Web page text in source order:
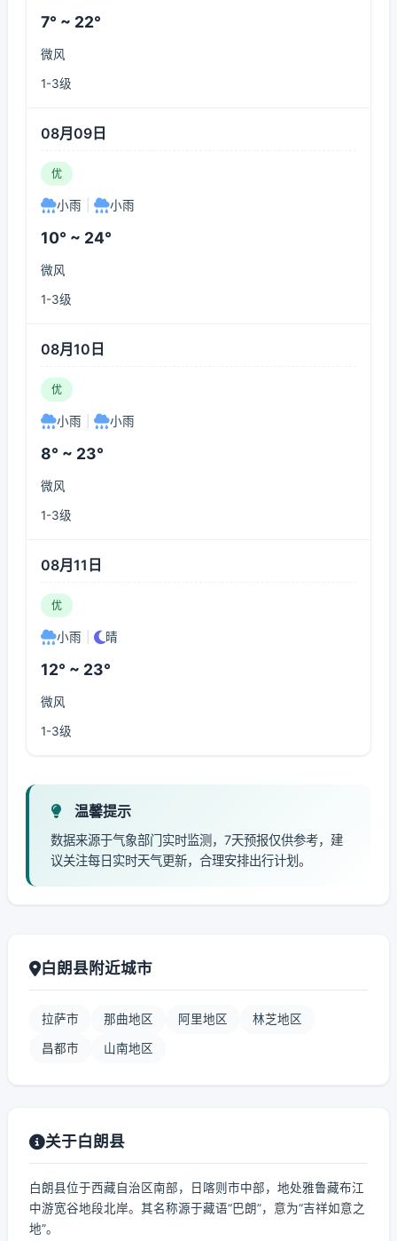
7° ~ 22°
微风
1-3级
08月09日
优
小雨 小雨
10° ~ 24°
微风
1-3级
08月10日
优
小雨 小雨
8° ~ 23°
微风
1-3级
08月11日
优
小雨 晴
12° ~ 23°
微风
1-3级
温馨提示
数据来源于气象部门实时监测，7天预报仅供参考，建
议关注每日实时天气更新，合理安排出行计划。
白朗县附近城市
拉萨市 那曲地区 阿里地区 林芝地区
昌都市 山南地区
关于白朗县
白朗县位于西藏自治区南部，日喀则市中部，地处雅鲁藏布江
中游宽谷地段北岸。其名称源于藏语“巴朗”，意为“吉祥如意之
地”。